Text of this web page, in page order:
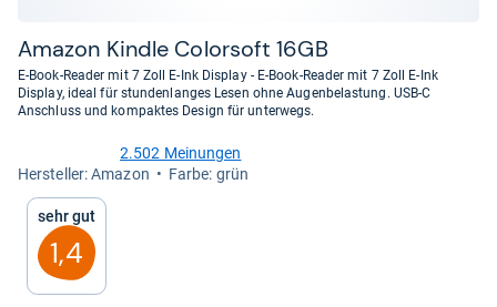
und
lassen
Ama­zon Kindle Color­soft 16GB
E-Book-Reader mit 7 Zoll E-Ink Display - E-Book-Reader mit 7 Zoll E-Ink
Display, ideal für stundenlanges Lesen ohne Augenbelastung. USB-C
Anschluss und kompaktes Design für unterwegs.
von
Sternen
2.502 Meinungen
Her­stel­ler: Amazon
Farbe: grün
Sehr gut
1,4